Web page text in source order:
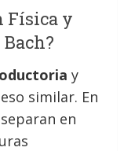
Física y
y
similar. En
en